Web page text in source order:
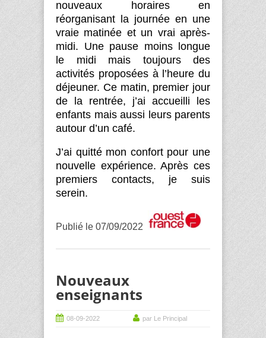
nouveaux horaires en
réorganisant la journée en une
vraie matinée et un vrai après-
midi. Une pause moins longue
le midi mais toujours des
activités proposées à l’heure du
déjeuner. Ce matin, premier jour
de la rentrée, j’ai accueilli les
enfants mais aussi leurs parents
autour d’un café.
J’ai quitté mon confort pour une
nouvelle expérience. Après ces
premiers contacts, je suis
serein.
Publié le 07/09/2022
Nouveaux
enseignants
08-09-2022 par Le Principal